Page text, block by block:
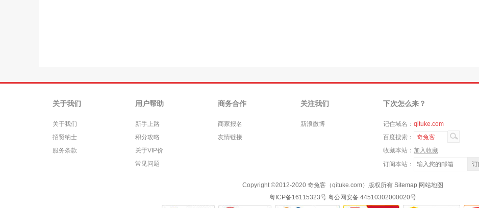
关于我们
关于我们
招贤纳士
服务条款
用户帮助
新手上路
积分攻略
关于VIP价
常见问题
商务合作
商家报名
友情链接
关注我们
新浪微博
下次怎么来？
记住域名： qituke.com
百度搜索：
奇兔客
收藏本站： 加入收藏
订阅本站：
Copyright ©2012-2020 奇兔客（qituke.com）版权所有 Sitemap 网站地图
粤ICP备16115323号 粤公网安备 44510302000020号